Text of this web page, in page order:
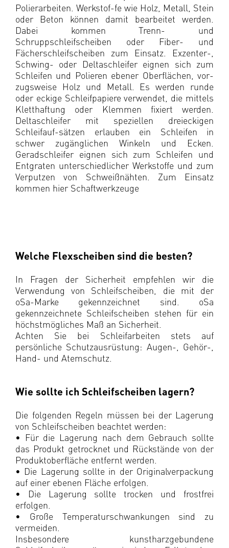
Polierarbeiten. Werkstof-fe wie Holz, Metall, Stein
oder Beton können damit bearbeitet werden.
Dabei kommen Trenn- und
Schruppschleifscheiben oder Fiber- und
Fächerschleifscheiben zum Einsatz. Exzenter-,
Schwing- oder Deltaschleifer eignen sich zum
Schleifen und Polieren ebener Oberflächen, vor-
zugsweise Holz und Metall. Es werden runde
oder eckige Schleifpapiere verwendet, die mittels
Kletthaftung oder Klemmen fixiert werden.
Deltaschleifer mit speziellen dreieckigen
Schleifauf-sätzen erlauben ein Schleifen in
schwer zugänglichen Winkeln und Ecken.
Geradschleifer eignen sich zum Schleifen und
Entgraten unterschiedlicher Werkstoffe und zum
Verputzen von Schweißnähten. Zum Einsatz
kommen hier Schaftwerkzeuge
Welche Flexscheiben sind die besten?
In Fragen der Sicherheit empfehlen wir die
Verwendung von Schleifscheiben, die mit der
oSa-Marke gekennzeichnet sind. oSa
gekennzeichnete Schleifscheiben stehen für ein
höchstmögliches Maß an Sicherheit.
Achten Sie bei Schleifarbeiten stets auf
persönliche Schutzausrüstung: Augen-, Gehör-,
Hand- und Atemschutz.
Wie sollte ich Schleifscheiben lagern?
Die folgenden Regeln müssen bei der Lagerung
von Schleifscheiben beachtet werden:
• Für die Lagerung nach dem Gebrauch sollte
das Produkt getrocknet und Rückstände von der
Produktoberfläche entfernt werden.
• Die Lagerung sollte in der Originalverpackung
auf einer ebenen Fläche erfolgen.
• Die Lagerung sollte trocken und frostfrei
erfolgen.
• Große Temperaturschwankungen sind zu
vermeiden.
Insbesondere kunstharzgebundene